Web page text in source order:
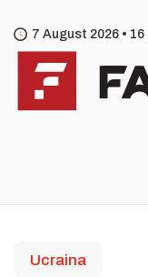
7 August 2026 • 16
Ucraina